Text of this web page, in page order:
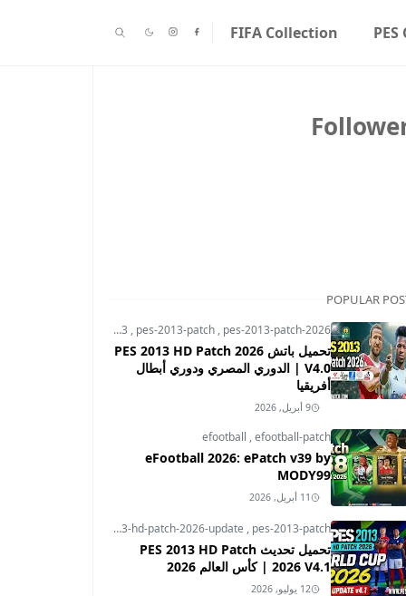
FIFA Collection
POPULAR
pes-2013 , pes-2013-patch , pes-2013-patch-2026
تحميل باتش PES 2013 HD Patch 2026
V4.0 | الدوري المصري ودوري أبطال
أفريقيا
9 أبريل, 2026
efootball ,efootball-patch
eFootball 2026: ePatch v39 by
MODY99
11 أبريل, 2026
pes-2013-hd-patch-2026-update , pes-2013-patch
تحميل تحديث PES 2013 HD Patch
2026 V4.1 | كأس العالم 2026
12 يوليو, 2026